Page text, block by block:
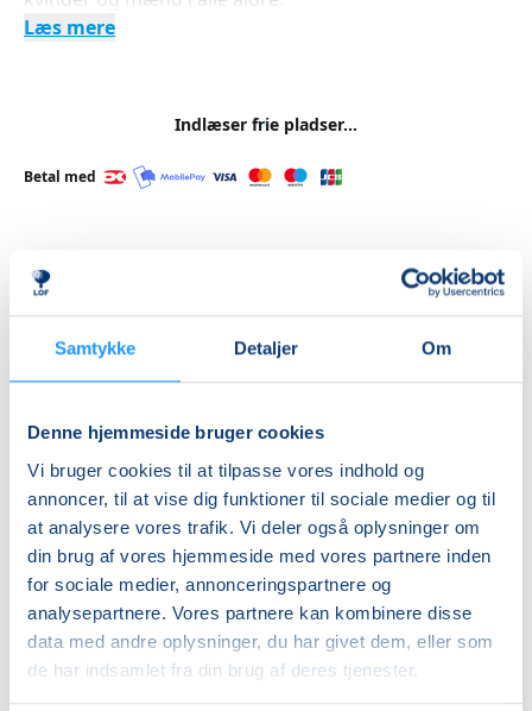
Samtykke Detaljer Om
Denne hjemmeside bruger cookies
Vi bruger cookies til at tilpasse vores indhold og
annoncer, til at vise dig funktioner til sociale medier og til
at analysere vores trafik. Vi deler også oplysninger om
din brug af vores hjemmeside med vores partnere inden
for sociale medier, annonceringspartnere og
analysepartnere. Vores partnere kan kombinere disse
data med andre oplysninger, du har givet dem, eller som
de har indsamlet fra din brug af deres tjenester.
Læs mere
Indlæser frie pladser...
Betal med
Priser
Hensyntagende
Info
Nummer
462158
Første mødegang
mandag 24.08.2026, kl. 14.00 - 15.30
Sidste mødegang